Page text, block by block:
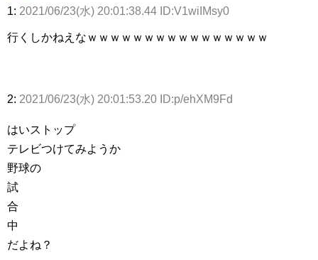
1: 2021/06/23(水) 20:01:38.44 ID:V1wiIMsy0
行くしかねえなｗｗｗｗｗｗｗｗｗｗｗｗｗｗｗｗ
2: 2021/06/23(水) 20:01:53.20 ID:p/ehXM9Fd
はいストップ
テレビつけてみようか
野球の
試
合
中
だよね？